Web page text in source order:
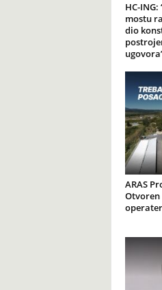
HC-
mostu
dio
ARAS
Otvoren